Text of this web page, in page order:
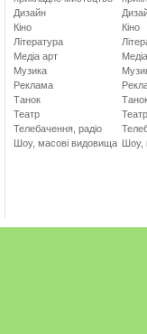
Дизайн
Кіно
Література
Медіа арт
Музика
Реклама
Танок
Театр
Телебачення, радіо
Шоу, масові видовища
Кіно
Театр
Шоу,